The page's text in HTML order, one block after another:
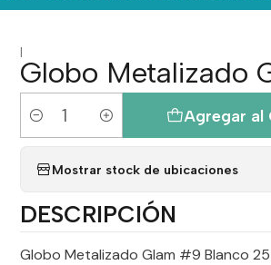
|
Globo Metalizado
Cantidad
Agregar al
Mostrar stock de ubicaciones
DESCRIPCIÓN
Globo Metalizado Glam #9 Blanco 25